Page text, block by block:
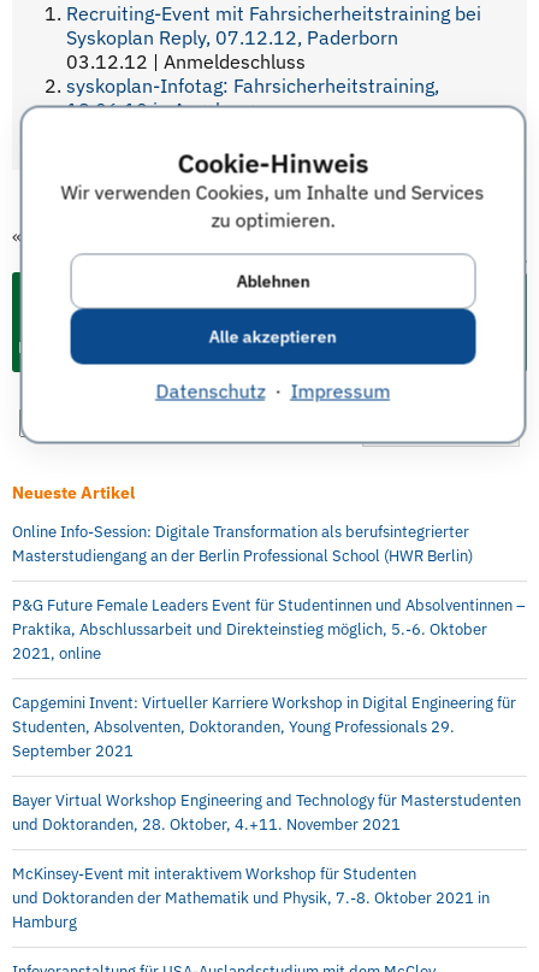
Cookie-Hinweis
Wir verwenden Cookies, um Inhalte und Services
zu optimieren.
Ablehnen
Alle akzeptieren
Datenschutz· Impressum
Recruiting-Event mit Fahrsicherheitstraining bei
Syskoplan Reply, 07.12.12, Paderborn
03.12.12 | Anmeldeschluss
syskoplan-Infotag: Fahrsicherheitstraining,
18.06.10 in Augsburg
«
nächster Termin
»
Events & Termine für Studium und Karriere
Neueste Artikel
Online Info-Session: Digitale Transformation als berufsintegrierter
Masterstudiengang an der Berlin Professional School (HWR Berlin)
P&G Future Female Leaders Event für Studentinnen und Absolventinnen –
Praktika, Abschlussarbeit und Direkteinstieg möglich, 5.-6. Oktober
2021, online
Capgemini Invent: Virtueller Karriere Workshop in Digital Engineering für
Studenten, Absolventen, Doktoranden, Young Professionals 29.
September 2021
Bayer Virtual Workshop Engineering and Technology für Masterstudenten
und Doktoranden, 28. Oktober, 4.+11. November 2021
McKinsey-Event mit interaktivem Workshop für Studenten
und Doktoranden der Mathematik und Physik, 7.-8. Oktober 2021 in
Hamburg